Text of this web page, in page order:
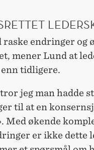
raske endringer og
mener Lund at
tidligere.
jeg man hadde
til at en
Med økende
er ikke dette